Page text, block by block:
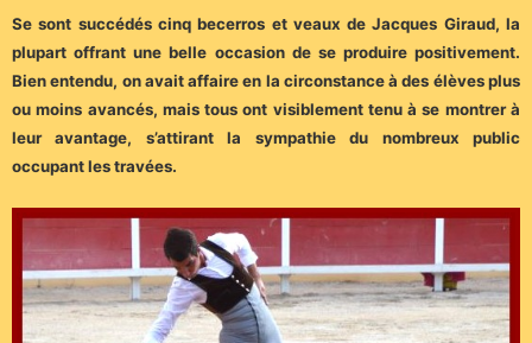
Se sont succédés cinq becerros et veaux de Jacques Giraud, la
plupart offrant une belle occasion de se produire positivement.
Bien entendu, on avait affaire en la circonstance à des élèves plus
ou moins avancés, mais tous ont visiblement tenu à se montrer à
leur avantage, s’attirant la sympathie du nombreux public
occupant les travées.